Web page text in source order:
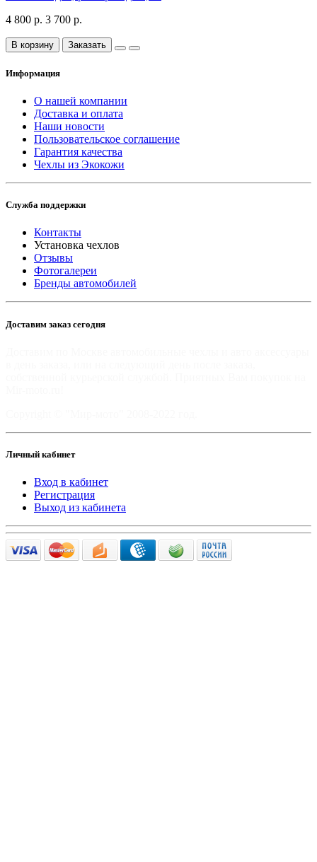
4 800 р. 3 700 р.
В корзину Заказать
Информация
О нашей компании
Доставка и оплата
Наши новости
Пользовательское соглашение
Гарантия качества
Чехлы из Экокожи
Служба поддержки
Контакты
Установка чехлов
Отзывы
Фотогалереи
Бренды автомобилей
Доставим заказ сегодня
Личный кабинет
Вход в кабинет
Регистрация
Выход из кабинета